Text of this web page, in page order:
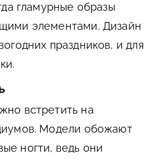
гламурные образы
элементами. Дизайн
праздников, и для
встретить на
Модели обожают
ногти, ведь они